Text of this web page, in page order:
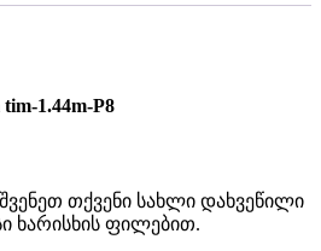
1.44m-P8
თქვენი სახლი დახვეწილი
ხარისხის ფილებით.